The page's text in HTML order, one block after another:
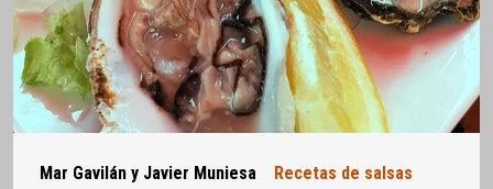
Mar Gavilán y Javier Muniesa Recetas de salsas